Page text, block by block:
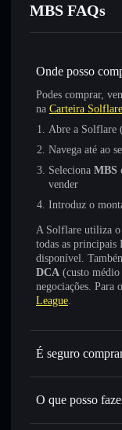
MBS FAQs
Onde posso
Podes comprar,
na Carteira Solflare
Abre a Solflare
Navega até ao
Seleciona MBS
vender
Introduz o
A Solflare utiliza o
todas as
disponível.
DCA (custo médio
negociações. Para
League.
É seguro
Striker League
O que posso
Striker